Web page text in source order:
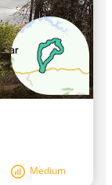
Medium